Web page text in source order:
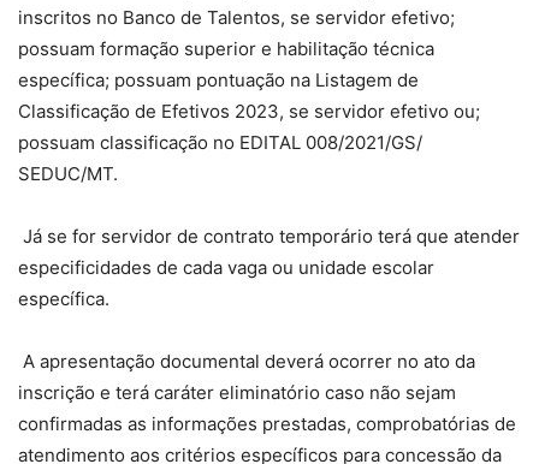
inscritos no Banco de Talentos, se servidor efetivo;
possuam formação superior e habilitação técnica
específica; possuam pontuação na Listagem de
Classificação de Efetivos 2023, se servidor efetivo ou;
possuam classificação no EDITAL 008/2021/GS/
SEDUC/MT.
Já se for servidor de contrato temporário terá que atender
especificidades de cada vaga ou unidade escolar
específica.
A apresentação documental deverá ocorrer no ato da
inscrição e terá caráter eliminatório caso não sejam
confirmadas as informações prestadas, comprobatórias de
atendimento aos critérios específicos para concessão da